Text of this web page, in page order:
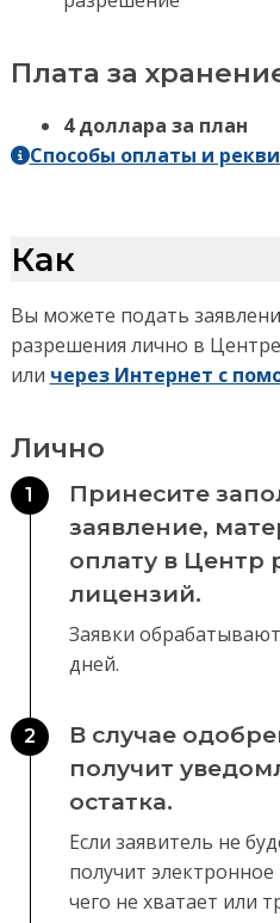
Плата за
4 доллара за план
Способы оплаты и
Как
Вы можете подать
разрешения лично в
или через Интернет с
Лично
1
Принесите
заявление,
оплату в Центр
лицензий.
Заявки
дней.
2
В случае
получит
остатка.
Если заявитель не
получит
чего не хватает или